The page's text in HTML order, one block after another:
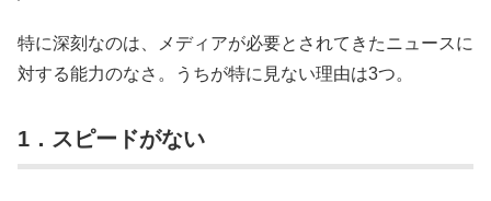
特に深刻なのは、メディアが必要とされてきたニュースに
対する能力のなさ。うちが特に見ない理由は3つ。
1．スピードがない